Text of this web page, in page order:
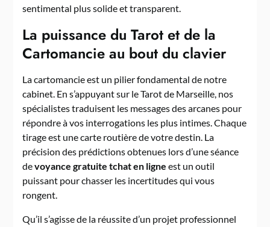
sentimental plus solide et transparent.
La puissance du Tarot et de la
Cartomancie au bout du clavier
La cartomancie est un pilier fondamental de notre
cabinet. En s’appuyant sur le Tarot de Marseille, nos
spécialistes traduisent les messages des arcanes pour
répondre à vos interrogations les plus intimes. Chaque
tirage est une carte routière de votre destin. La
précision des prédictions obtenues lors d’une séance
devoyance gratuite tchat en ligne est un outil
puissant pour chasser les incertitudes qui vous
rongent.
Qu’il s’agisse de la réussite d’un projet professionnel